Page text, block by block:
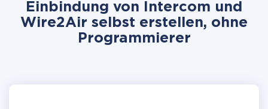
Einbindung von Intercom und
Wire2Air selbst erstellen, ohne
Programmierer